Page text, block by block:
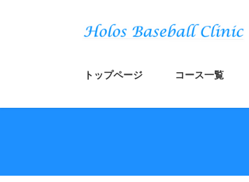
ス
ン
トップページ コース一覧